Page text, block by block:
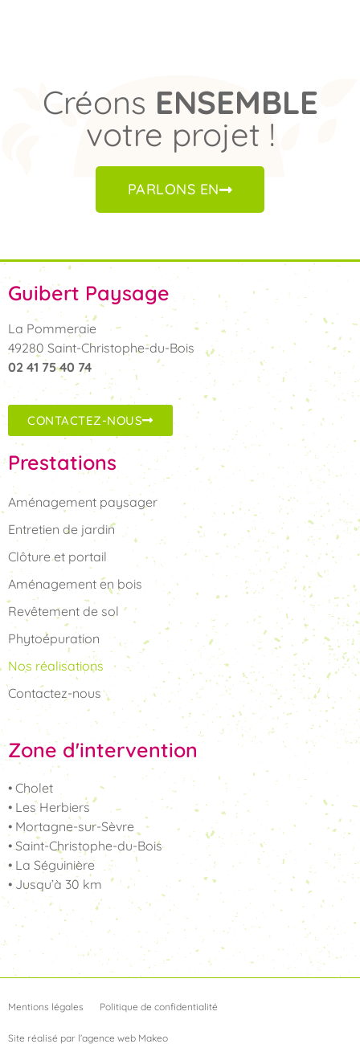
Créons ENSEMBLE
votre projet !
PARLONS EN
Guibert Paysage
La Pommeraie
49280 Saint-Christophe-du-Bois
02 41 75 40 74
CONTACTEZ-NOUS
Prestations
Aménagement paysager
Entretien de jardin
Clôture et portail
Aménagement en bois
Revêtement de sol
Phytoépuration
Nos réalisations
Contactez-nous
Zone d'intervention
• Cholet
• Les Herbiers
• Mortagne-sur-Sèvre
• Saint-Christophe-du-Bois
• La Séguinière
• Jusqu’à 30 km
Mentions légales Politique de confidentialité
Site réalisé par l’agence web Makeo